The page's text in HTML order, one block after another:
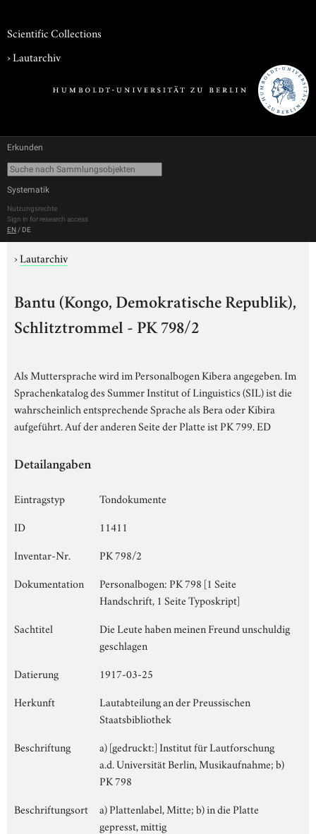
Scientific Collections
›Lautarchiv
Erkunden
Systematik
Nutzungsrechte
Sign in for research access
EN / DE
›Lautarchiv
Bantu (Kongo, Demokratische Republik),
Schlitztrommel - PK 798/2
Als Muttersprache wird im Personalbogen Kibera angegeben. Im
Sprachenkatalog des Summer Institut of Linguistics (SIL) ist die
wahrscheinlich entsprechende Sprache als Bera oder Kibira
aufgeführt. Auf der anderen Seite der Platte ist PK 799. ED
Detailangaben
Eintragstyp
Tondokumente
ID
11411
Inventar-Nr.
PK 798/2
Dokumentation
Personalbogen: PK 798 [1 Seite
Handschrift, 1 Seite Typoskript]
Sachtitel
Die Leute haben meinen Freund unschuldig
geschlagen
Datierung
1917-03-25
Herkunft
Lautabteilung an der Preussischen
Staatsbibliothek
Beschriftung
a) [gedruckt:] Institut für Lautforschung
a.d. Universität Berlin, Musikaufnahme; b)
PK 798
Beschriftungsort
a) Plattenlabel, Mitte; b) in die Platte
gepresst, mittig